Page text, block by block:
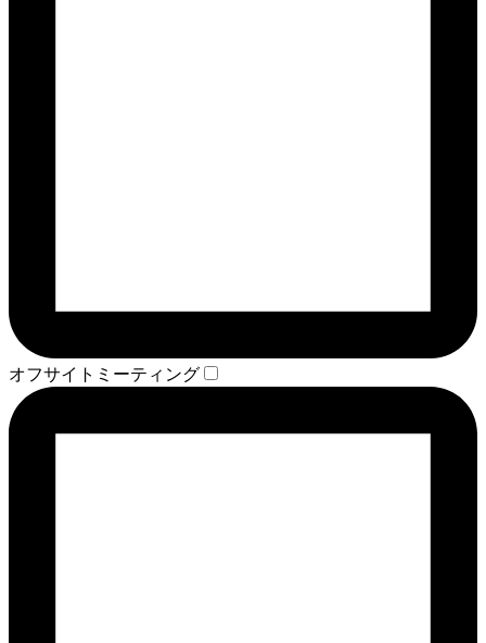
オフサイトミーティング